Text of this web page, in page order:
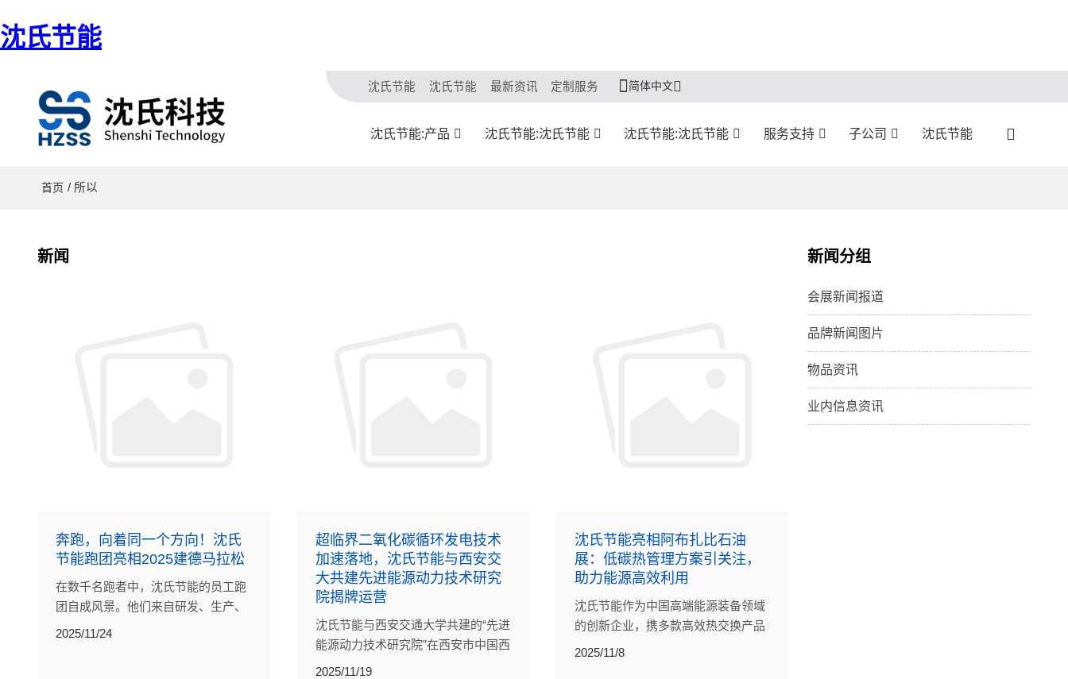
沈氏节能
沈氏节能 沈氏节能 最新资讯 定制服务 简体中文
沈氏节能:产品 沈氏节能:沈氏节能 沈氏节能:沈氏节能 服务支持 子公司 沈氏节能
首页 / 所以
新闻
奔跑，向着同一个方向！沈氏
节能跑团亮相2025建德马拉松
在数千名跑者中，沈氏节能的员工跑
团自成风景。他们来自研发、生产、
工艺等不同岗位，因对奔跑的共同热
2025/11/24
超临界二氧化碳循环发电技术
加速落地，沈氏节能与西安交
大共建先进能源动力技术研究
院揭牌运营
沈氏节能与西安交通大学共建的“先进
能源动力技术研究院”在西安市中国西
部科技创新港揭牌。此次揭牌，标志
2025/11/19
沈氏节能亮相阿布扎比石油
展：低碳热管理方案引关注，
助力能源高效利用
沈氏节能作为中国高端能源装备领域
的创新企业，携多款高效热交换产品
与低碳热管理解决方案亮相，为行业
2025/11/8
新闻分组
会展新闻报道
品牌新闻图片
物品资讯
业内信息资讯